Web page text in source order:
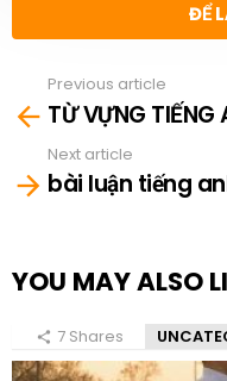
ĐỂ
more
Previous article
TỪ VỰNG TIẾNG
Next article
bài luận tiếng
YOU MAY ALSO
7 Shares